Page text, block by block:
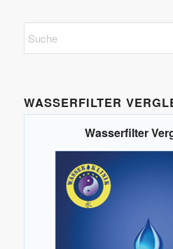
WASSERFILTER
Wasserfilter